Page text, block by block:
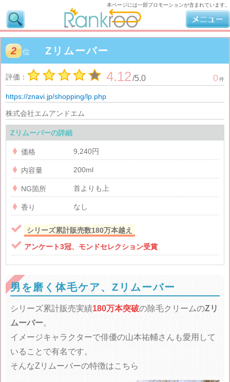
2 位 Zリムーバー
評価： 4.12/5.0 0件
https://znavi.jp/shopping/lp.php
株式会社エムアンドエム
Zリムーバーの詳細
 価格 9,240円
 内容量 200ml
 NG箇所 首よりも上
 香り なし
 シリーズ累計販売数180万本越え
 アンケート3冠、モンドセレクション受賞
男を磨く体毛ケア、Zリムーバー
シリーズ累計販売実績180万本突破の除毛クリームのZリ
ムーバー。
イメージキャラクターで俳優の山本祐輔さんも愛用して
いることで有名です。
そんなZリムーバーの特徴はこちら
本ページには一部プロモーションが含まれています。